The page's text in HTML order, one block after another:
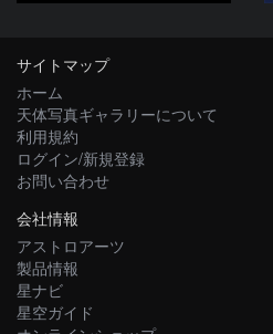
サイトマップ
ホーム
天体写真ギャラリーについて
利用規約
ログイン/新規登録
お問い合わせ
会社情報
アストロアーツ
製品情報
星ナビ
星空ガイド